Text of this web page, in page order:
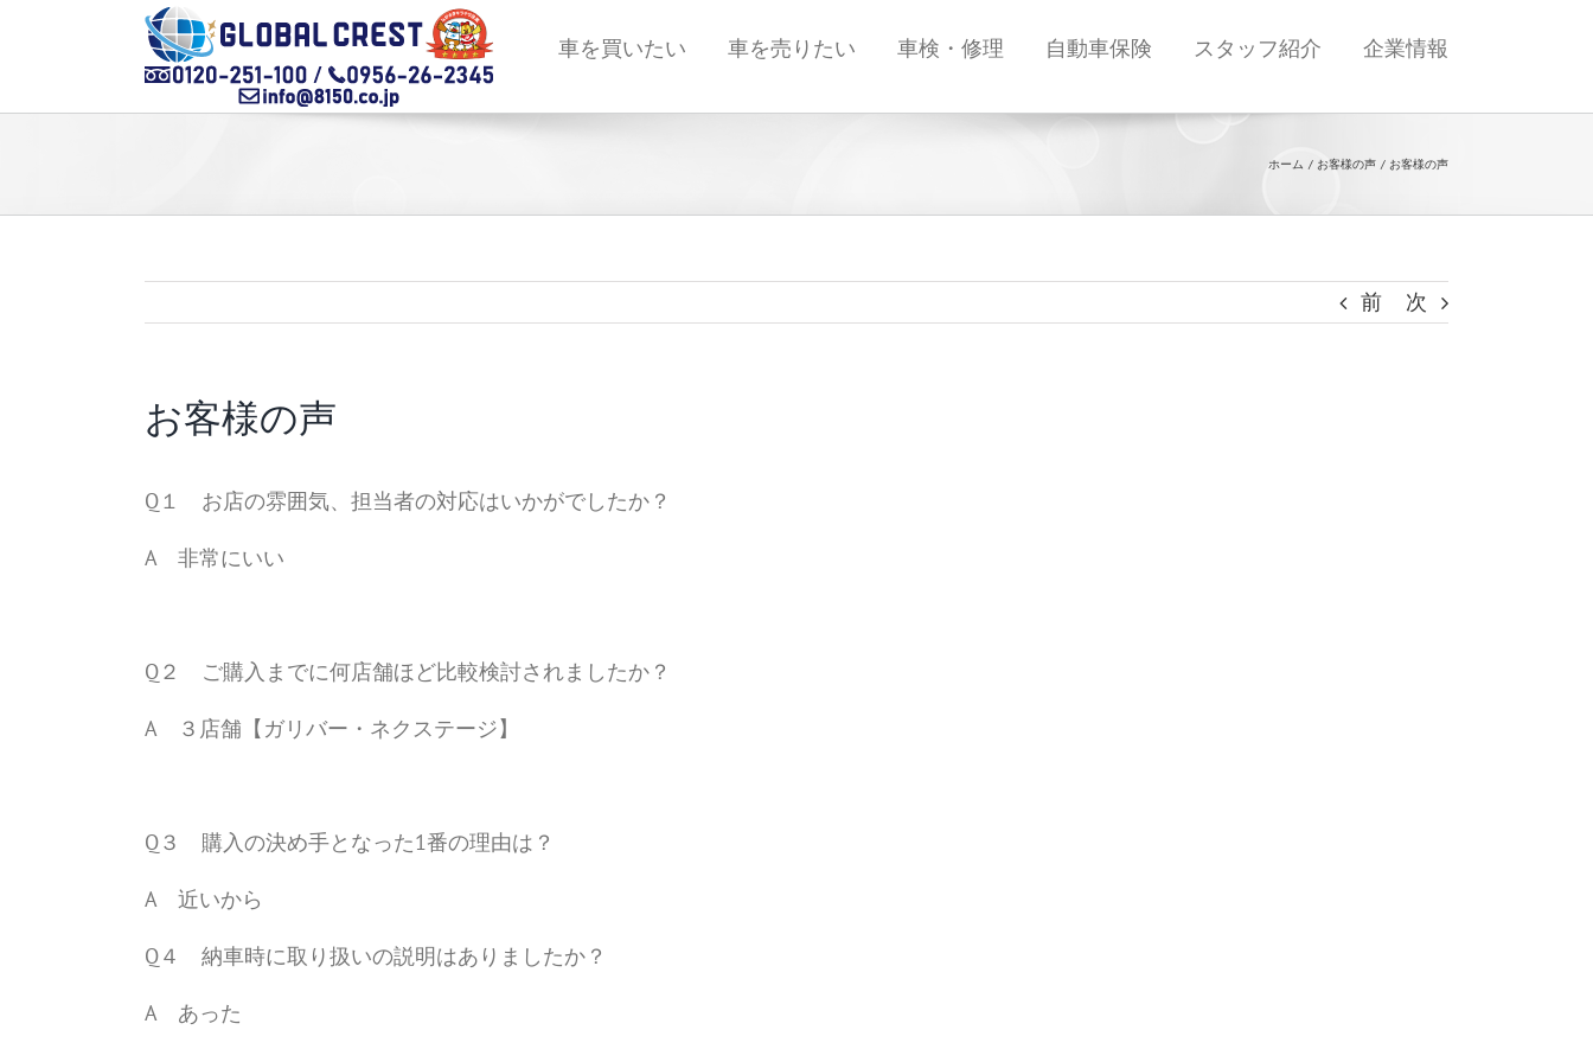
車を買いたい 車を売りたい 車検・修理 自動車保険 スタッフ紹介 企業情報
ホーム お客様の声 お客様の声
前 次
お客様の声
Q１ お店の雰囲気、担当者の対応はいかがでしたか？
A 非常にいい
Q２ ご購入までに何店舗ほど比較検討されましたか？
A ３店舗【ガリバー・ネクステージ】
Q３ 購入の決め手となった1番の理由は？
A 近いから
Q４ 納車時に取り扱いの説明はありましたか？
A あった